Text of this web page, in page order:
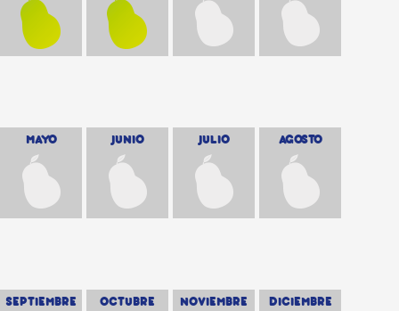
MAYO JUNIO JULIO AGOSTO
SEPTIEMBRE OCTUBRE NOVIEMBRE DICIEMBRE